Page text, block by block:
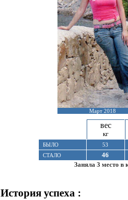
Март 2018
вес
кг
БЫЛО
53
СТАЛО
46
Заняла 3 место в
История успеха :